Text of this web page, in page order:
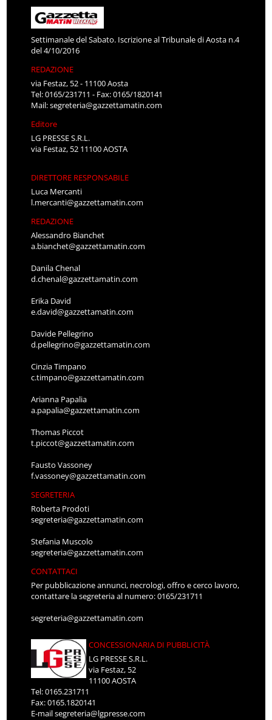
Settimanale del Sabato. Iscrizione al Tribunale di Aosta n.4
del 4/10/2016
REDAZIONE
via Festaz, 52 - 11100 Aosta
Tel: 0165/231711 - Fax: 0165/1820141
Mail:segreteria@gazzettamatin.com
Editore
LG PRESSE S.R.L.
via Festaz, 52 11100 AOSTA
DIRETTORE RESPONSABILE
Luca Mercanti
l.mercanti@gazzettamatin.com
REDAZIONE
Alessandro Bianchet
a.bianchet@gazzettamatin.com
Danila Chenal
d.chenal@gazzettamatin.com
Erika David
e.david@gazzettamatin.com
Davide Pellegrino
d.pellegrino@gazzettamatin.com
Cinzia Timpano
c.timpano@gazzettamatin.com
Arianna Papalia
a.papalia@gazzettamatin.com
Thomas Piccot
t.piccot@gazzettamatin.com
Fausto Vassoney
f.vassoney@gazzettamatin.com
SEGRETERIA
Roberta Prodoti
segreteria@gazzettamatin.com
Stefania Muscolo
segreteria@gazzettamatin.com
CONTATTACI
Per pubblicazione annunci, necrologi, offro e cerco lavoro,
contattare la segreteria al numero: 0165/231711
segreteria@gazzettamatin.com
CONCESSIONARIA DI PUBBLICITÀ
LG PRESSE S.R.L.
via Festaz, 52
11100 AOSTA
Tel: 0165.231711
Fax: 0165.1820141
E-mailsegreteria@lgpresse.com